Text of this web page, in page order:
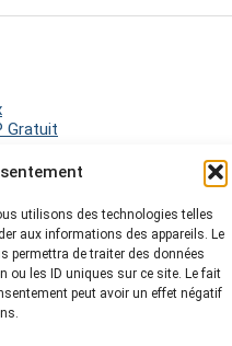
utilisons des technologies telles
aux informations des appareils. Le
permettra de traiter des données
ou les ID uniques sur ce site. Le fait
peut avoir un effet négatif
Gratuit
- Mentions légales
-Plan du site-